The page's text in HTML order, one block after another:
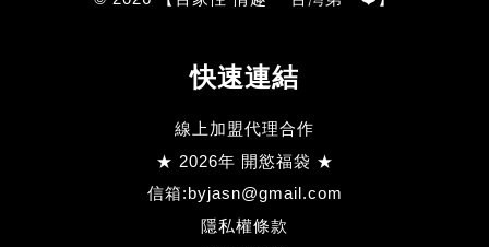
快速連結
線上加盟代理合作
★ 2026年 開慾福袋 ★
信箱:byjasn@gmail.com
隱私權條款